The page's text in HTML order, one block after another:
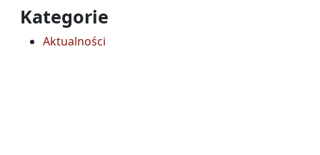
Kategorie
Aktualności